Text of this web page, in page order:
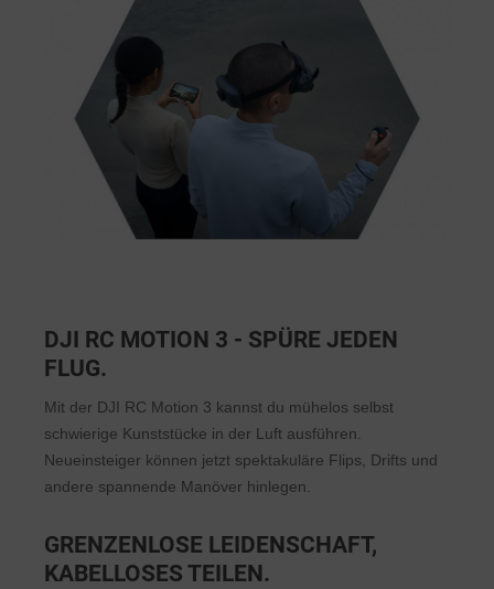
DJI RC MOTION 3 - SPÜRE JEDEN
FLUG.
Mit der DJI RC Motion 3 kannst du mühelos selbst
schwierige Kunststücke in der Luft ausführen.
Neueinsteiger können jetzt spektakuläre Flips, Drifts und
andere spannende Manöver hinlegen.
GRENZENLOSE LEIDENSCHAFT,
KABELLOSES TEILEN.